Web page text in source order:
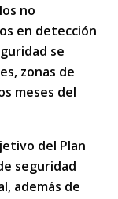
no
en detección
se
zonas de
meses del
del Plan
seguridad
además de